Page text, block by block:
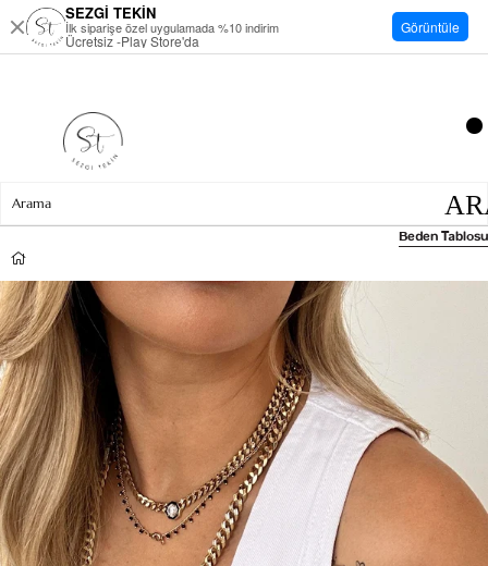
Beden Tablosu
SEZGİ TEKİN
İlk siparişe özel uygulamada %10 indirim
Ücretsiz -Play Store'da
Görüntüle